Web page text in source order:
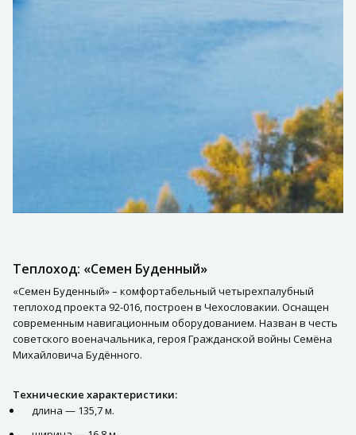
Теплоход: «Семен Буденный»
«Семен Буденный» – комфортабельный четырехпалубный
теплоход проекта 92-016, построен в Чехословакии. Оснащен
современным навигационным оборудованием. Назван в честь
советского военачальника, героя Гражданской войны Семёна
Михайловича Будённого.
Технические характеристики:
длина — 135,7 м.